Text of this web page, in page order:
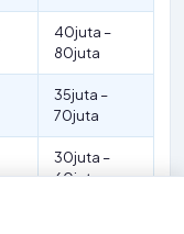
40juta –
80juta
35juta –
70juta
30juta –
60juta